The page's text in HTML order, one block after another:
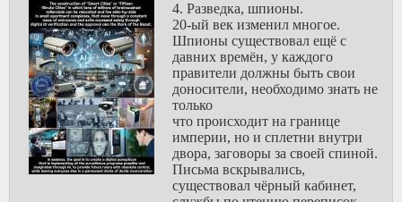
4. Разведка, шпионы.
20-ый век изменил многое.
Шпионы существовал ещё с
давних времён, у каждого
правители должны быть свои
доносители, необходимо знать не
только
что происходит на границе
империи, но и сплетни внутри
двора, заговоры за своей спиной.
Письма вскрывались,
существовал чёрный кабинет,